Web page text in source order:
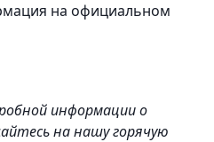
на официальном
информации о
на нашу горячую